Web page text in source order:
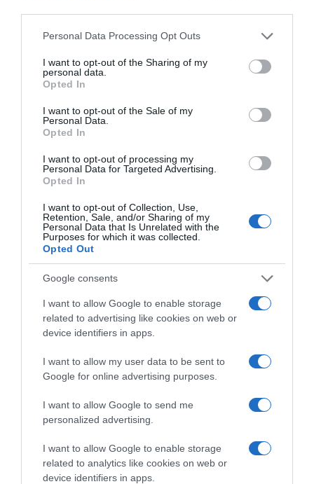
Please note that this website/app uses one or more Google
not limited to your visit or usage behaviour. You may click to
grant or deny consent to Google and its third-party tags to
use your data for below specified purposes in below Google
consent section.
Personal Data Processing Opt Outs
I want to opt-out of the Sharing of my
personal data.
Opted In
I want to opt-out of the Sale of my
Personal Data.
Opted In
I want to opt-out of processing my
Personal Data for Targeted Advertising.
Opted In
I want to opt-out of Collection, Use,
Retention, Sale, and/or Sharing of my
Personal Data that Is Unrelated with the
Purposes for which it was collected.
Opted Out
Google consents
I want to allow Google to enable storage
related to advertising like cookies on web or
device identifiers in apps.
I want to allow my user data to be sent to
Google for online advertising purposes.
I want to allow Google to send me
personalized advertising.
I want to allow Google to enable storage
related to analytics like cookies on web or
device identifiers in apps.